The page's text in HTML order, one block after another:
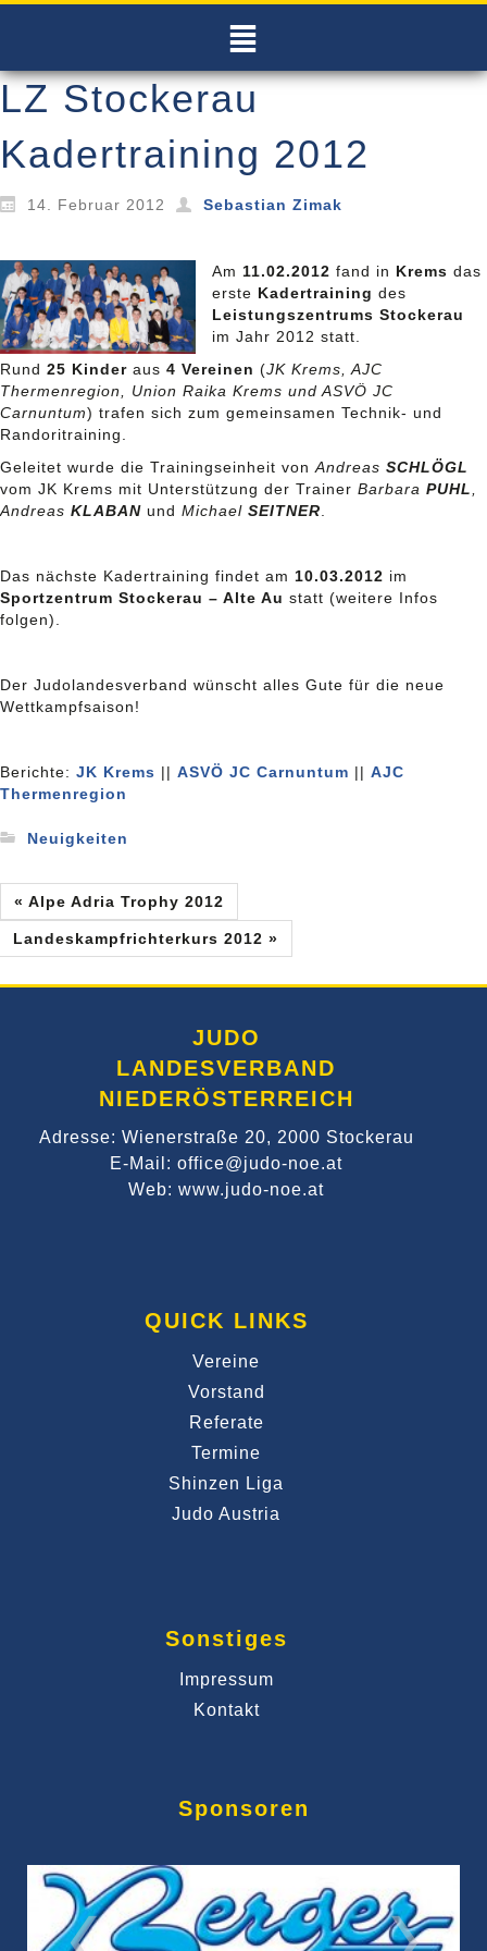
LZ Stockerau
Kadertraining 2012
14. Februar 2012 Sebastian Zimak
Am 11.02.2012 fand in Krems das
erste Kadertraining des
Leistungszentrums Stockerau
im Jahr 2012 statt.
Rund 25 Kinder aus 4 Vereinen (JK Krems, AJC
Thermenregion, Union Raika Krems und ASVÖ JC
Carnuntum) trafen sich zum gemeinsamen Technik- und
Randoritraining.
Geleitet wurde die Trainingseinheit von Andreas SCHLÖGL
vom JK Krems mit Unterstützung der Trainer Barbara PUHL
Andreas KLABAN und Michael SEITNER
Das nächste Kadertraining findet am 10.03.2012 im
Sportzentrum Stockerau – Alte Au statt (weitere Infos
folgen).
Der Judolandesverband wünscht alles Gute für die neue
Wettkampfsaison!
Berichte: JK Krems || ASVÖ JC Carnuntum || AJC
Thermenregion
Neuigkeiten
« Alpe Adria Trophy 2012
Landeskampfrichterkurs 2012 »
JUDO
LANDESVERBAND
NIEDERÖSTERREICH
Adresse: Wienerstraße 20, 2000 Stockerau
E-Mail: office@judo-noe.at
Web: www.judo-noe.at
QUICK LINKS
Vereine
Vorstand
Referate
Termine
Shinzen Liga
Judo Austria
Sonstiges
Impressum
Kontakt
Sponsoren